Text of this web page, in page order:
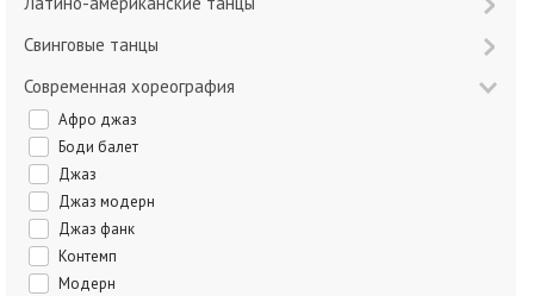
Свинговые танцы
Современная хореография
Афро джаз
Боди балет
Джаз
Джаз модерн
Джаз фанк
Контемп
Модерн